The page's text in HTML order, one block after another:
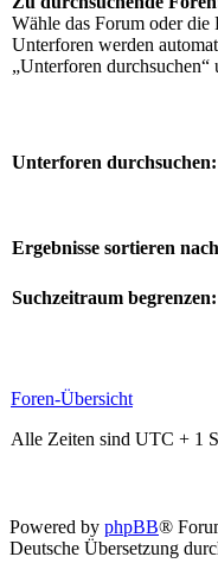
Wähle das Forum oder die
Unterforen werden
„Unterforen
Unterforen durchsuchen:
Ergebnisse sortieren
Suchzeitraum begrenzen:
Foren-Übersicht
Alle Zeiten sind UTC + 1
Powered by phpBB®
Deutsche Übersetzung